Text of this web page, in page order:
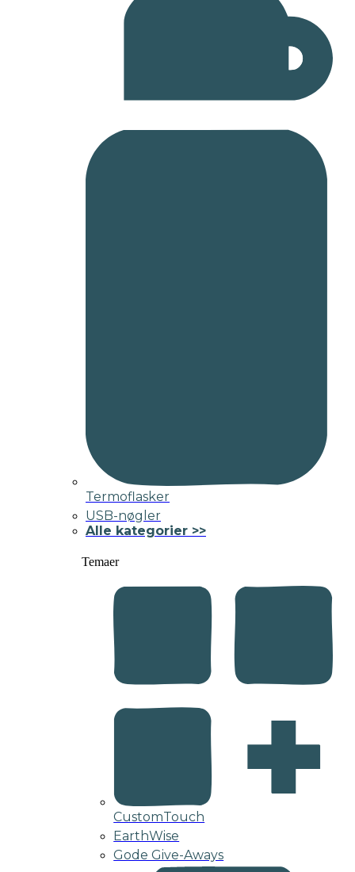
Termoflasker
USB-nøgler
Alle kategorier >>
Temaer
CustomTouch
EarthWise
Gode Give-Aways